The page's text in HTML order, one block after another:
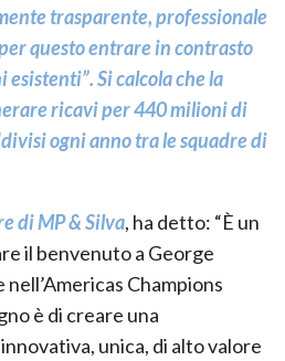
trasparente, professionale
questo entrare in contrasto
Si calcola che la
ricavi per 440 milioni di
ogni anno tra le squadre di
di MP & Silva, ha detto: “È un
il benvenuto a George
Champions
è di creare una
unica, di alto valore